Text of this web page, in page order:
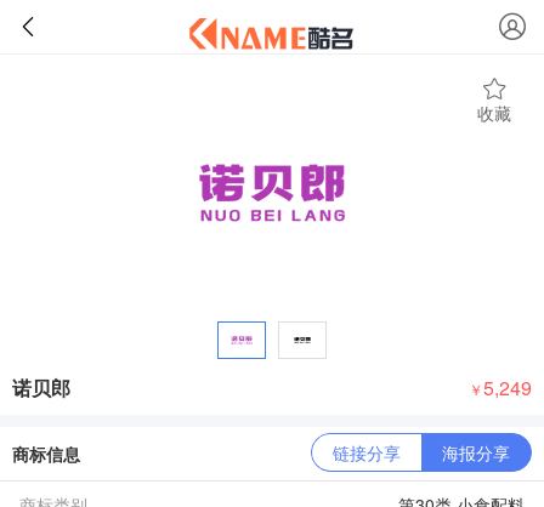
收藏
诺贝郎 ￥5,249
商标信息 链接分享 海报分享